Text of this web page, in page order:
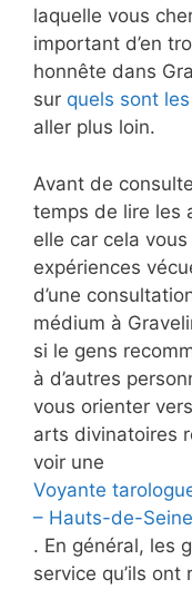
laquelle vous
important d’en
honnête dans
sur quels sont
aller plus loin.
Avant de
temps de lire les
elle car cela
expériences
d’une
médium à
si le gens
à d’autres
vous orienter
arts divinatoires
voir une
Voyante
– Hauts-de-Seine
. En général, les
service qu’ils